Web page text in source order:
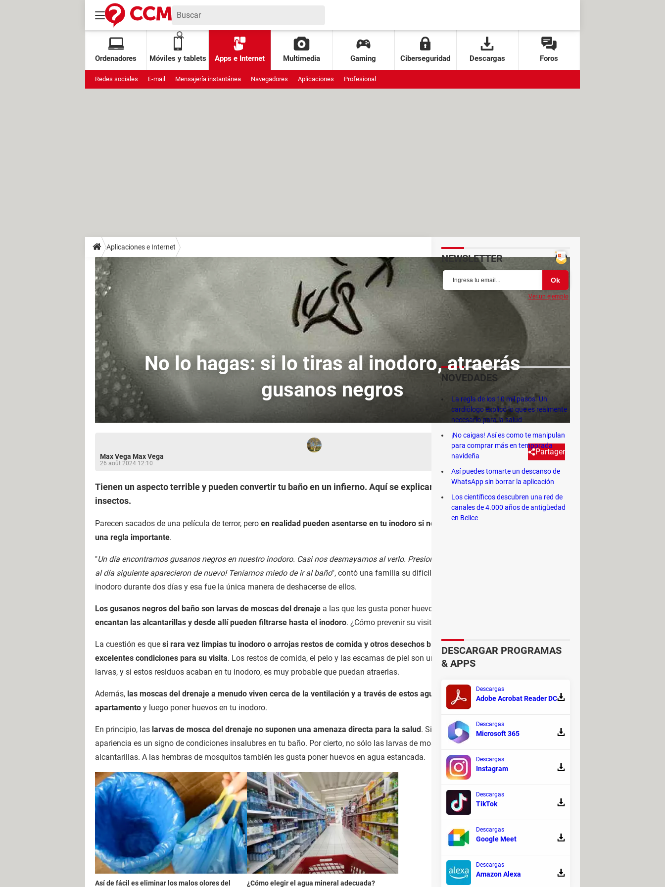
Ordenadores Móviles y tablets Apps e Internet Multimedia Gaming Ciberseguridad Descargas Foros
Redes sociales E-mail Mensajería instantánea Navegadores Aplicaciones Profesional
Aplicaciones e Internet
No lo hagas: si lo tiras al inodoro, atraerás
gusanos negros
Max Vega Max Vega
26 août 2024 12:10
Partager
Tienen un aspecto terrible y pueden convertir tu baño en un infierno. Aquí se explicamos cómo defenderte de estos
insectos.
Parecen sacados de una película de terror, pero en realidad pueden asentarse en tu inodoro si no lo limpias con frecuencia o no sigues
una regla importante.
"Un día encontramos gusanos negros en nuestro inodoro. Casi nos desmayamos al verlo. Presioné el desagüe y tiré de la cadena. ¡Pero
al día siguiente aparecieron de nuevo! Teníamos miedo de ir al baño", contó una familia su difícil experiencia. Echamos lejía en el
inodoro durante dos días y esa fue la única manera de deshacerse de ellos.
Los gusanos negros del baño son larvas de moscas del drenaje a las que les gusta poner huevos en ambientes húmedos. Por eso
encantan las alcantarillas y desde allí pueden filtrarse hasta el inodoro. ¿Cómo prevenir su visita y qué hacer si aparecen en tu baño?
La cuestión es que si rara vez limpias tu inodoro o arrojas restos de comida y otros desechos biológicos en él
excelentes condiciones para su visita. Los restos de comida, el pelo y las escamas de piel son uno los alimentos predilectos para estas
larvas, y si estos residuos acaban en tu inodoro, es muy probable que puedan atraerlas.
Además, las moscas del drenaje a menudo viven cerca de la ventilación y a través de estos agujeros pueden ingresar a tu
apartamento y luego poner huevos en tu inodoro.
En principio, las larvas de mosca del drenaje no suponen una amenaza directa para la salud. Sin embargo, en cualquier caso, su
apariencia es un signo de condiciones insalubres en tu baño. Por cierto, no sólo las larvas de mosca del estiércol aman las
alcantarillas. A las hembras de mosquitos también les gusta poner huevos en agua estancada.
Así de fácil es eliminar los malos olores del ¿Cómo elegir el agua mineral adecuada?
NEWSLETTER
Ver un ejemplo
NOVEDADES
La regla de los 10 mil pasos. Un
cardiólogo explicó lo que es realmente
necesario para la salud
¡No caigas! Así es como te manipulan
para comprar más en temporada
navideña
Así puedes tomarte un descanso de
WhatsApp sin borrar la aplicación
Los científicos descubren una red de
canales de 4.000 años de antigüedad
en Belice
DESCARGAR PROGRAMAS
& APPS
Descargas
Adobe Acrobat Reader DC
Descargas
Microsoft 365
Descargas
Instagram
Descargas
TikTok
Descargas
Google Meet
Descargas
Amazon Alexa